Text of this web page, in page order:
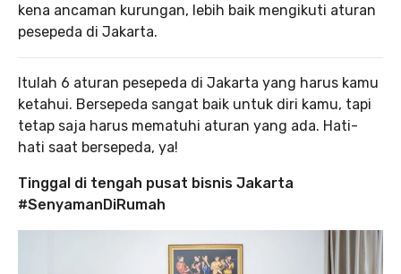
kena ancaman kurungan, lebih baik mengikuti aturan
pesepeda di Jakarta.
Itulah 6 aturan pesepeda di Jakarta yang harus kamu
ketahui. Bersepeda sangat baik untuk diri kamu, tapi
tetap saja harus mematuhi aturan yang ada. Hati-
hati saat bersepeda, ya!
Tinggal di tengah pusat bisnis Jakarta
#SenyamanDiRumah